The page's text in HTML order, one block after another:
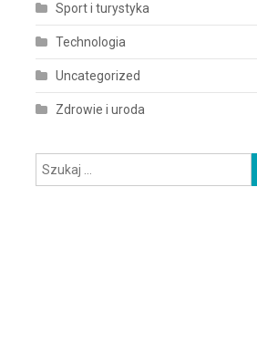
Sport i turystyka
Technologia
Uncategorized
Zdrowie i uroda